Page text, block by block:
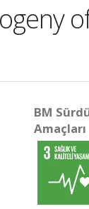
BM
Amaçları